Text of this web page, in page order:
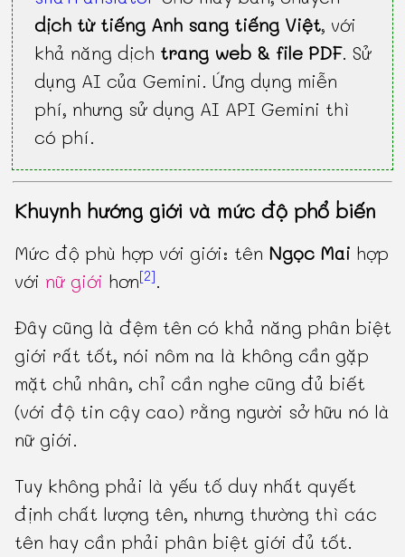
dịch từ tiếng Anh sang tiếng Việt, với
khả năng dịch trang web & file PDF. Sử
dụng AI của Gemini. Ứng dụng miễn
phí, nhưng sử dụng AI API Gemini thì
có phí.
Khuynh hướng giới và mức độ phổ biến
Mức độ phù hợp với giới: tên Ngọc Mai hợp
với nữ giới hơn[2].
Đây cũng là đệm tên có khả năng phân biệt
giới rất tốt, nói nôm na là không cần gặp
mặt chủ nhân, chỉ cần nghe cũng đủ biết
(với độ tin cậy cao) rằng người sở hữu nó là
nữ giới.
Tuy không phải là yếu tố duy nhất quyết
định chất lượng tên, nhưng thường thì các
tên hay cần phải phân biệt giới đủ tốt.